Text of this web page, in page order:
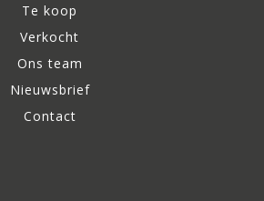
Te koop
Verkocht
Ons team
Nieuwsbrief
Contact